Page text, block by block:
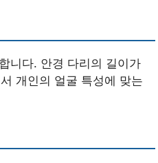
니다. 안경 다리의 길이가
개인의 얼굴 특성에 맞는